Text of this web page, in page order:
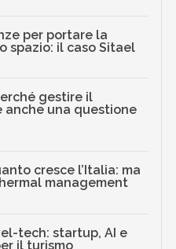
per portare la
spazio: il caso Sitael
gestire il
anche una questione
cresce l’Italia: ma
management
tech: startup, AI e
il turismo